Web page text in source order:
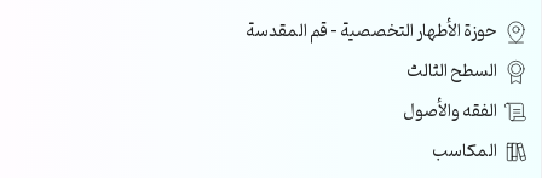
حوزة الأطهار التخصصية – قم المقدسة
السطح الثالث
الفقه والأصول
المكاسب